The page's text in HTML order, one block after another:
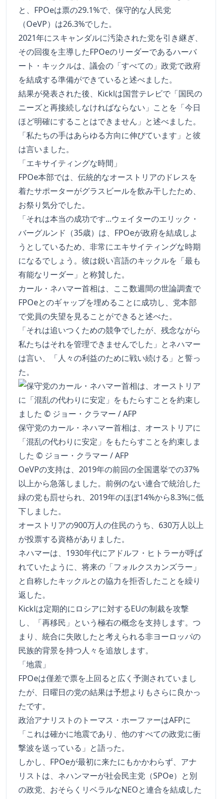
と、FPOeは票の29.1%で、保守的な人民党
（OeVP）は26.3%でした。
2021年にスキャンダルに汚染された党を引き継ぎ、
その回復を主導したFPOeのリーダーであるハーバ
ート・キックルは、議会の「すべての」政党で政府
を結成する準備ができていると述べました。
結果が発表された後、Kicklは国営テレビで「国民の
ニーズと再接続しなければならない」ことを「今日
ほど明確にすることはできません」と述べました。
「私たちの手はあらゆる方向に伸びています」と彼
は言いました。
「エキサイティングな時間」
FPOe本部では、伝統的なオーストリアのドレスを
着たサポーターがグラスビールを飲み干したため、
お祭り気分でした。
「それは本当の成功です...ウェイターのエリック・
バーグルンド（35歳）は、FPOeが政府を結成しよ
うとしているため、非常にエキサイティングな時期
になるでしょう。彼は鋭い言語のキックルを「最も
有能なリーダー」と称賛した。
カール・ネハマー首相は、ここ数週間の世論調査で
FPOeとのギャップを埋めることに成功し、党本部
で党員の失望を見ることができると述べた。
「それは追いつくための競争でしたが、残念ながら
私たちはそれを管理できませんでした」とネハマー
は言い、「人々の利益のために戦い続ける」と誓っ
た。
保守党のカール・ネハマー首相は、オーストリアに
「混乱の代わりに安定」をもたらすことを約束しま
した © ジョー・クラマー / AFP
OeVPの支持は、2019年の前回の全国選挙での37%
以上から急落しました。前例のない連合で統治した
緑の党も罰せられ、2019年のほぼ14%から8.3%に低
下しました。
オーストリアの900万人の住民のうち、630万人以上
が投票する資格がありました。
ネハマーは、1930年代にアドルフ・ヒトラーが呼ば
れていたように、将来の「フォルクスカンズラー」
と自称したキックルとの協力を拒否したことを繰り
返した。
Kicklは定期的にロシアに対するEUの制裁を攻撃
し、「再移民」という極右の概念を支持します。つ
まり、統合に失敗したと考えられる非ヨーロッパの
民族的背景を持つ人々を追放します。
「地震」
FPOeは僅差で票を上回ると広く予測されていまし
たが、日曜日の党の結果は予想よりもさらに良かっ
たです。
政治アナリストのトーマス・ホーファーはAFPに
「これは確かに地震であり、他のすべての政党に衝
撃波を送っている」と語った。
しかし、FPOeが最初に来たにもかかわらず、アナ
リストは、ネハンマーが社会民主党（SPOe）と別
の政党、おそらくリベラルなNEOと連合を結成した